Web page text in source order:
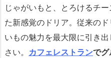
じゃがいもと、とろけるチ
た新感覚のドリア。従来の
いもの魅力を最大限に引き
さい。 カフェレストランで